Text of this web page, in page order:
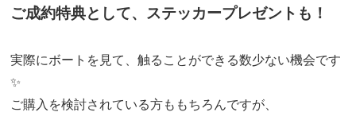
ご成約特典として、ステッカープレゼントも！
実際にボートを見て、触ることができる数少ない機会です
✨
ご購入を検討されている方ももちろんですが、